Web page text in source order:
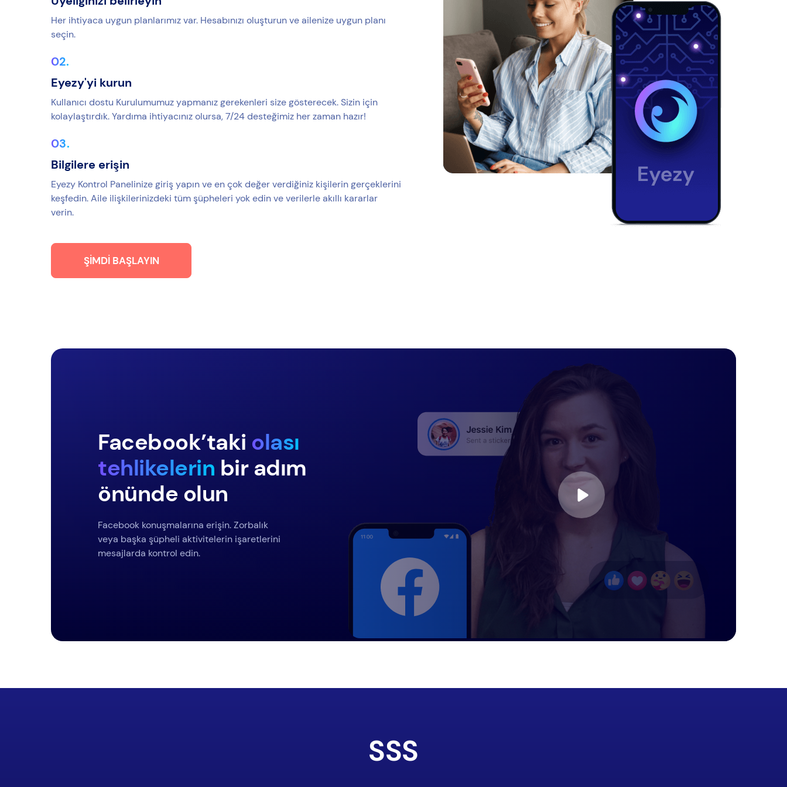
Her ihtiyaca uygun planlarımız var. Hesabınızı oluşturun ve ailenize uygun planı
seçin.
Eyezy'yi kurun
Kullanıcı dostu Kurulumumuz yapmanız gerekenleri size gösterecek. Sizin için
kolaylaştırdık. Yardıma ihtiyacınız olursa, 7/24 desteğimiz her zaman hazır!
Bilgilere erişin
Eyezy Kontrol Panelinize giriş yapın ve en çok değer verdiğiniz kişilerin gerçeklerini
keşfedin. Aile ilişkilerinizdeki tüm şüpheleri yok edin ve verilerle akıllı kararlar
verin.
ŞIMDI BAŞLAYIN
Facebook’taki olası
tehlikelerin bir adım
önünde olun
Facebook konuşmalarına erişin. Zorbalık
veya başka şüpheli aktivitelerin işaretlerini
mesajlarda kontrol edin.
SSS